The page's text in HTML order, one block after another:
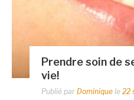
Prendre soin de
vie!
Publié par Dominique le 22